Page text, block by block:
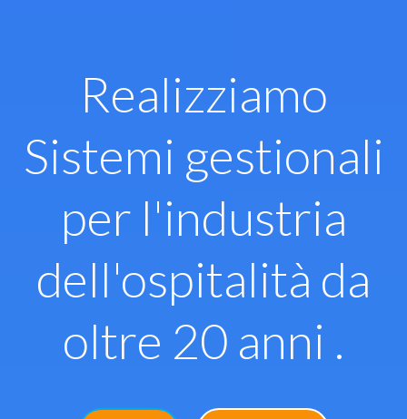
Realizziamo
Sistemi gestionali
per l'industria
dell'ospitalità da
oltre 20 anni .